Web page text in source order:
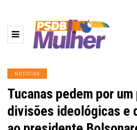
NOTÍCIAS
Tucanas pedem por
divisões ideológicas e